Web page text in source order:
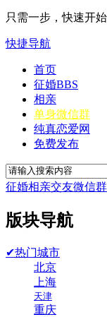
只需一步，快速开始
快捷导航
首页
征婚BBS
相亲
单身微信群
纯真恋爱网
免费发布
征婚相亲交友微信群
版块导航
✔热门城市
北京
上海
天津
重庆